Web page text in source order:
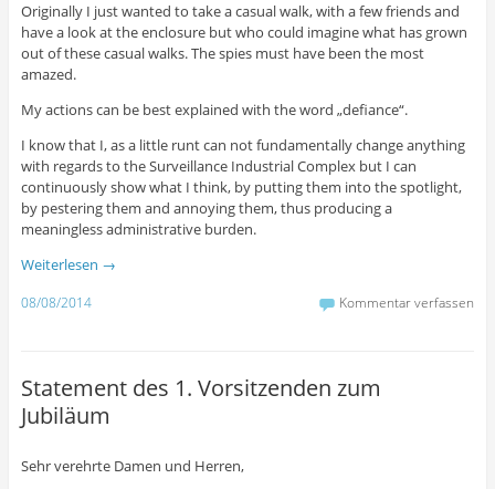
Originally I just wanted to take a casual walk, with a few friends and
have a look at the enclosure but who could imagine what has grown
out of these casual walks. The spies must have been the most
amazed.
My actions can be best explained with the word „defiance“.
I know that I, as a little runt can not fundamentally change anything
with regards to the Surveillance Industrial Complex but I can
continuously show what I think, by putting them into the spotlight,
by pestering them and annoying them, thus producing a
meaningless administrative burden.
Weiterlesen →
08/08/2014 Kommentar verfassen
Statement des 1. Vorsitzenden zum
Jubiläum
Sehr verehrte Damen und Herren,